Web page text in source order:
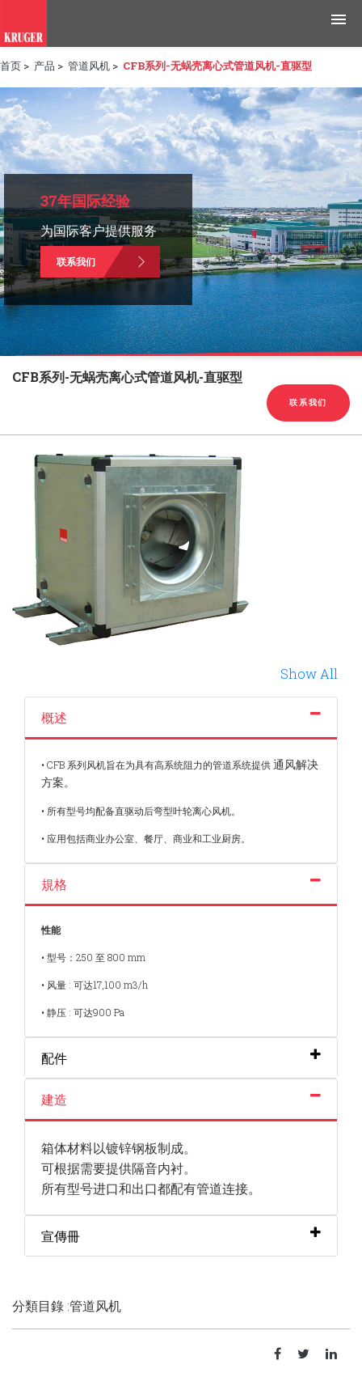
产品
应用领域
工具与资源
新闻媒体
为什么选择科禄格
招聘
联系我们
首页 > 产品 > 管道风机 > CFB系列-无蜗壳离心式管道风机-直驱型
37年国际经验
为国际客户提供服务
联系我们
CFB系列-无蜗壳离心式管道风机-直驱型
联系我们
Show All
概述
• CFB 系列风机旨在为具有高系统阻力的管道系统提供通风解决
方案。
• 所有型号均配备直驱动后弯型叶轮离心风机。
• 应用包括商业办公室、餐厅、商业和工业厨房。
規格
性能
• 型号：250 至 800 mm
• 风量 : 可达17,100 m3/h
• 静压 : 可达900 Pa
配件
建造
箱体材料以镀锌钢板制成。
可根据需要提供隔音内衬。
所有型号进口和出口都配有管道连接。
宣傳冊
分類目錄 :管道风机